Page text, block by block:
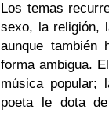
Los temas
sexo, la religión,
aunque también
forma ambigua.
música popular;
poeta le dota